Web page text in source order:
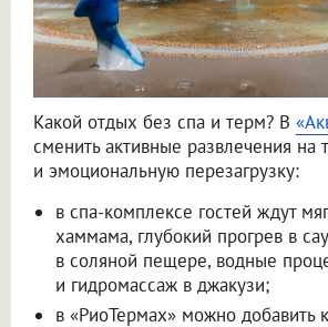
Какой отдых без спа и терм? В
сменить активные развлечения на
и эмоциональную перезагрузку:
в спа-комплексе гостей ждут
хаммама, глубокий прогрев в
в соляной пещере, водные
и гидромассаж в джакузи;
в «РиоТермах» можно добавить